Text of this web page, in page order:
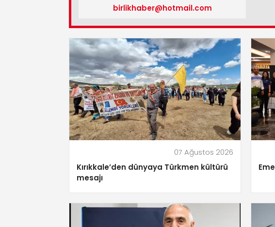
birlikhaber@hotmail.com
07 Ağustos 2026
Kırıkkale’den dünyaya Türkmen kültürü
mesajı